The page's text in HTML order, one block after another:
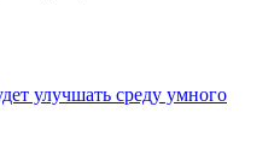
улучшать среду умного